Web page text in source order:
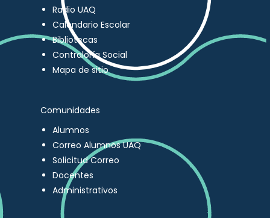
Radio UAQ
Calendario Escolar
Bibliotecas
Contraloría Social
Mapa de sitio
Comunidades
Alumnos
Correo Alumnos UAQ
Solicitud Correo
Docentes
Administrativos